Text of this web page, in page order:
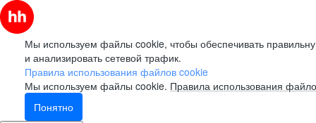
Мы используем файлы cookie, чтобы обеспечивать
и анализировать сетевой трафик.
Правила использования файлов cookie
Мы используем файлы cookie. Правила использования
Понятно